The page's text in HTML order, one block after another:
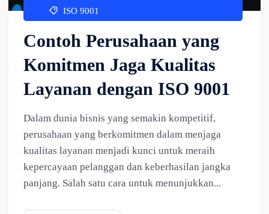
ISO 9001
Contoh Perusahaan yang
Komitmen Jaga Kualitas
Layanan dengan ISO 9001
Dalam dunia bisnis yang semakin kompetitif,
perusahaan yang berkomitmen dalam menjaga
kualitas layanan menjadi kunci untuk meraih
kepercayaan pelanggan dan keberhasilan jangka
panjang. Salah satu cara untuk menunjukkan...